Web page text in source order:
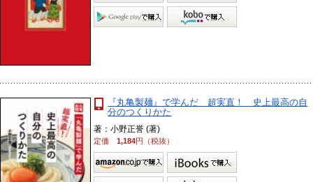
『丸亀製麺』で学んだ 超実直！ 史上最高の自
分のつくりかた
著：小野正誉 (著)
定価1,184円（税抜）